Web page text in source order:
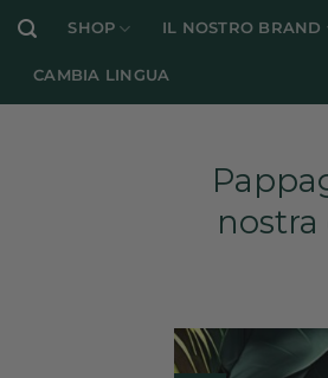
Salta
contenuti
SHOP IL NOSTRO BRAND
CAMBIA LINGUA